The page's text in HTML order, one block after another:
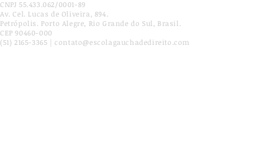
CNPJ 55.433.062/0001-89
Av. Cel. Lucas de Oliveira, 894.
Petrópolis. Porto Alegre, Rio Grande do Sul, Brasil.
CEP 90460-000
(51) 2165-3365 | contato@escolagauchadedireito.com